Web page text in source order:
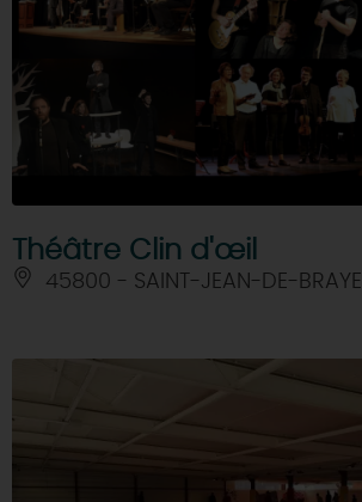
Théâtre Clin d'œil
45800 - SAINT-JEAN-DE-BRAYE